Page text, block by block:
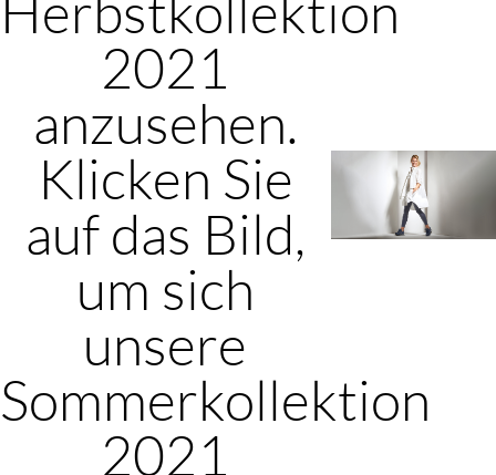
2021
anzusehen.
Klicken Sie
auf das Bild,
um sich
unsere
Sommerkollektion
2021